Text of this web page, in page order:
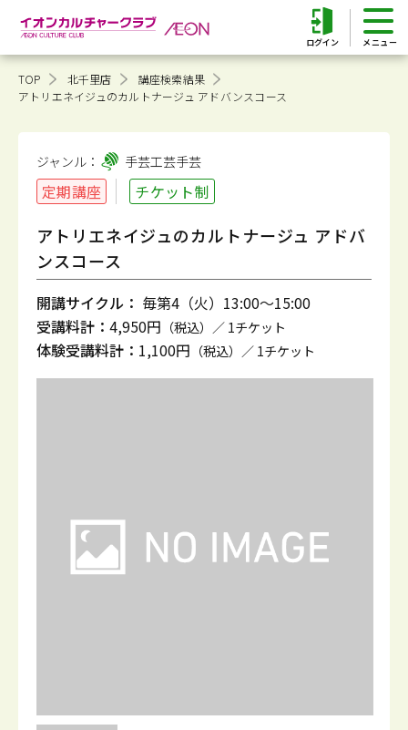
ログイン
TOP 北千里店
講座検索結果
アトリエネイジュのカルトナージュ アドバンスコース
ジャンル： 手芸工芸手芸
定期講座 チケット制
アトリエネイジュのカルトナージュ アドバ
ンスコース
開講サイクル： 毎第4（火）13:00～15:00
受講料計： 4,950円 （税込）／ 1チケット
体験受講料計： 1,100円 （税込）／ 1チケット